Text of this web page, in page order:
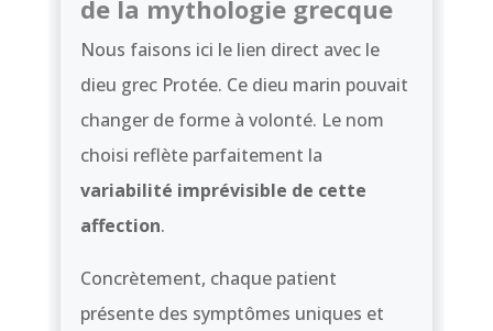
de la mythologie grecque
Nous faisons ici le lien direct avec le
dieu grec Protée. Ce dieu marin pouvait
changer de forme à volonté. Le nom
choisi reflète parfaitement la
variabilité imprévisible de cette
affection.
Concrètement, chaque patient
présente des symptômes uniques et